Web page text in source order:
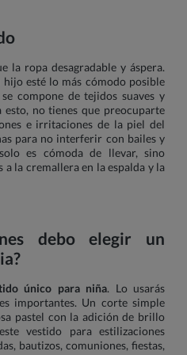
la ropa desagradable y áspera.
esté lo más cómodo posible
compone de tejidos suaves y
esto, no tienes que preocuparte
e irritaciones de la piel del
para no interferir con bailes y
es cómoda de llevar, sino
la cremallera en la espalda y la
debo elegir un
único para niña. Lo usarás
importantes. Un corte simple
pastel con la adición de brillo
vestido para estilizaciones
bautizos, comuniones, fiestas,